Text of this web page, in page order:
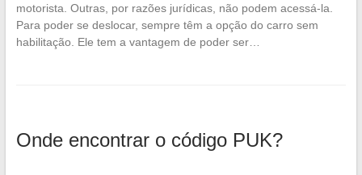
motorista. Outras, por razões jurídicas, não podem acessá-la.
Para poder se deslocar, sempre têm a opção do carro sem
habilitação. Ele tem a vantagem de poder ser…
Onde encontrar o código PUK?